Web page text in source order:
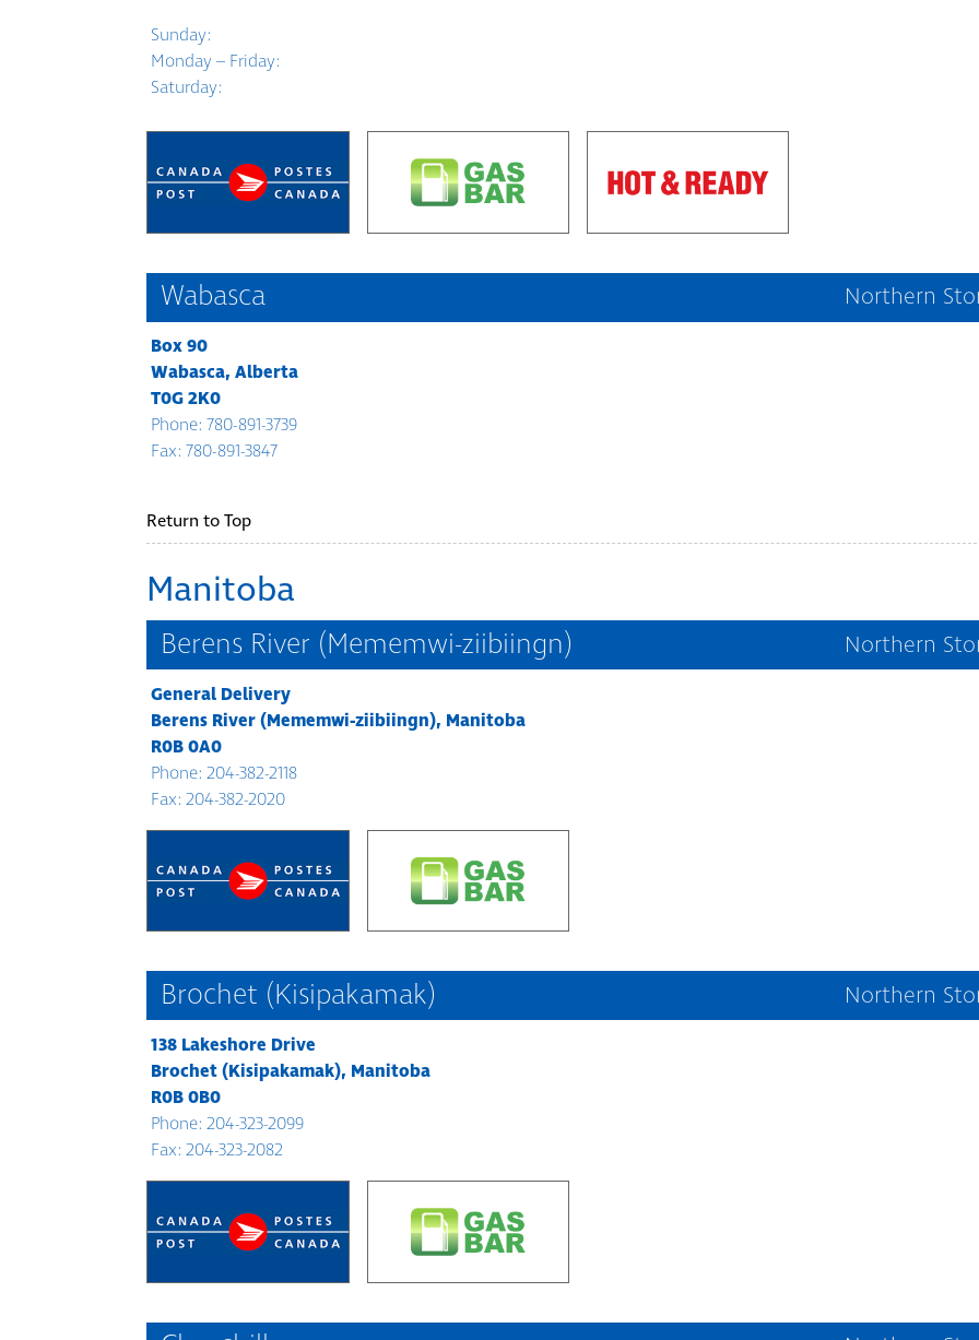
Sunday:
Monday – Friday:
Saturday:
Wabasca Northern
Box 90
Wabasca, Alberta
T0G 2K0
Phone: 780-891-3739
Fax: 780-891-3847
Return to Top
Manitoba
Berens River (Mememwi-ziibiingn) Northern
General Delivery
Berens River (Mememwi-ziibiingn), Manitoba
R0B 0A0
Phone: 204-382-2118
Fax: 204-382-2020
Brochet (Kisipakamak) Northern
138 Lakeshore Drive
Brochet (Kisipakamak), Manitoba
R0B 0B0
Phone: 204-323-2099
Fax: 204-323-2082